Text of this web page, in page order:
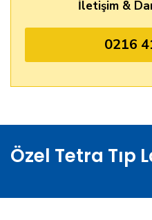
İletişim &
0216
Özel Tetra Tıp